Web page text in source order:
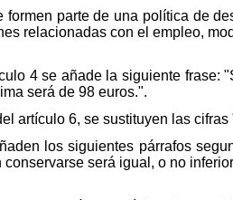
parte de una política de
relacionadas con el empleo,
4 se añade la siguiente frase:
será de 98 euros.".
artículo 6, se sustituyen las
los siguientes párrafos
será igual, o no